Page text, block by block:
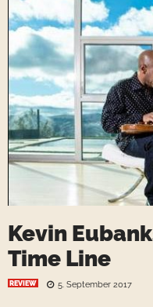
Kevin
Time Line
REVIEW 5. September 2017